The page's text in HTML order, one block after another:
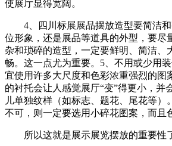
使展厅显得宽阔。
4、四川标展展品摆放造型要简洁
位形象，还是展品等道具的外型，要尽
杂和琐碎的造型，一定要鲜明、简洁、
畅。这一点尤为重要。5、不用或少用
宜使用许多大尺度和色彩浓重强烈的图
的衬托会让人感觉展厅“变”得更小，并
儿单独纹样（如标志、题花、尾花等）
不可，则一定要选用小碎花图案，而且
所以这就是展示展览摆放的重要性